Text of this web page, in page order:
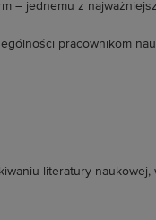
– jednemu z
pracownikom
literatury naukowej,